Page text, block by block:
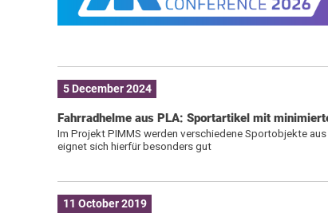
5 December 2024
Fahrradhelme aus PLA: Sportartikel mit
Im Projekt PIMMS werden verschiedene Sportobjekte
eignet sich hierfür besonders gut
11 October 2019